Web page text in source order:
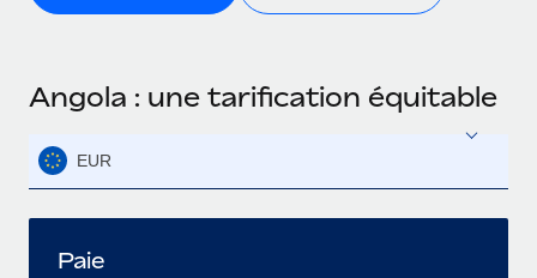
Angola : une tarification équitable
EUR
Paie